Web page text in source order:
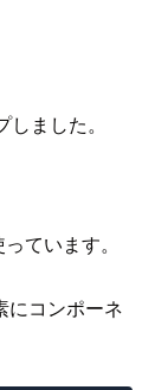
ました。
ています。
にコンポーネ